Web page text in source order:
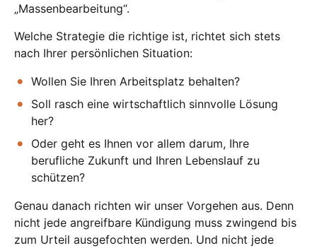
„Massenbearbeitung“.
Welche Strategie die richtige ist, richtet sich stets
nach Ihrer persönlichen Situation:
Wollen Sie Ihren Arbeitsplatz behalten?
Soll rasch eine wirtschaftlich sinnvolle Lösung
her?
Oder geht es Ihnen vor allem darum, Ihre
berufliche Zukunft und Ihren Lebenslauf zu
schützen?
Genau danach richten wir unser Vorgehen aus. Denn
nicht jede angreifbare Kündigung muss zwingend bis
zum Urteil ausgefochten werden. Und nicht jede